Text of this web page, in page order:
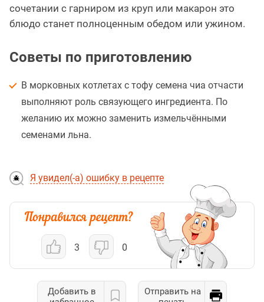
сочетании с гарниром из круп или макарон это
блюдо станет полноценным обедом или ужином.
Советы по приготовлению
В морковных котлетах с тофу семена чиа отчасти
выполняют роль связующего ингредиента. По
желанию их можно заменить измельчёнными
семенами льна.
Я увидел(-а) ошибку в рецепте
3 0
Добавить в
Отправить на